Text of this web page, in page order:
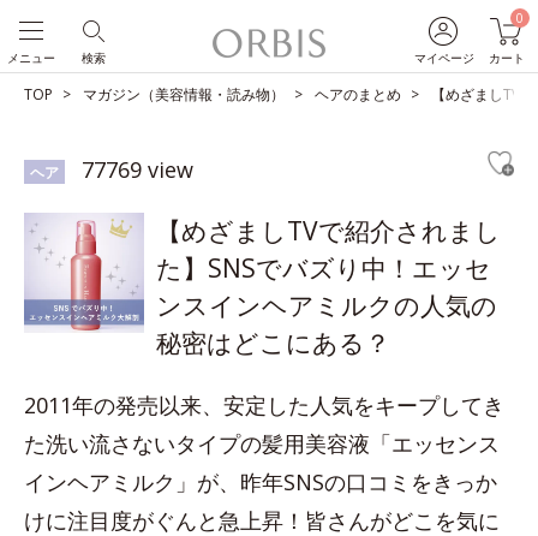
マイページ
0
カート
検索
メニュー
TOP マガジン（美容情報・読み物） ヘアのまとめ 【めざましTV
ヘア 77769 view
【めざましTVで紹介されまし
た】SNSでバズり中！エッセ
ンスインヘアミルクの人気の
秘密はどこにある？
2011年の発売以来、安定した人気をキープしてき
た洗い流さないタイプの髪用美容液「エッセンス
インヘアミルク」が、昨年SNSの口コミをきっか
けに注目度がぐんと急上昇！皆さんがどこを気に